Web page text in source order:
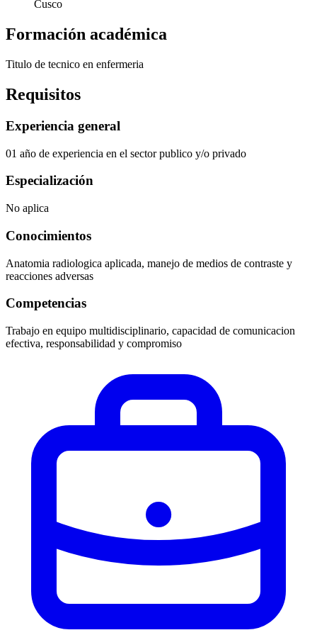
Cusco
Formación académica
Titulo de tecnico en enfermeria
Requisitos
Experiencia general
01 año de experiencia en el sector publico y/o privado
Especialización
No aplica
Conocimientos
Anatomia radiologica aplicada, manejo de medios de contraste y
reacciones adversas
Competencias
Trabajo en equipo multidisciplinario, capacidad de comunicacion
efectiva, responsabilidad y compromiso